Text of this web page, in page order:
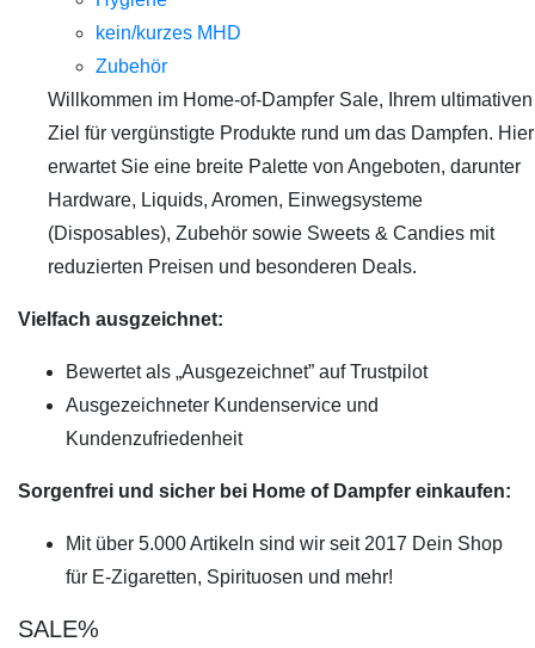
kein/kurzes MHD
Zubehör
Willkommen im Home-of-Dampfer Sale, Ihrem ultimativen
Ziel für vergünstigte Produkte rund um das Dampfen. Hier
erwartet Sie eine breite Palette von Angeboten, darunter
Hardware, Liquids, Aromen, Einwegsysteme
(Disposables), Zubehör sowie Sweets & Candies mit
reduzierten Preisen und besonderen Deals.
Vielfach ausgzeichnet:
Bewertet als „Ausgezeichnet” auf Trustpilot
Ausgezeichneter Kundenservice und
Kundenzufriedenheit
Sorgenfrei und sicher bei Home of Dampfer einkaufen:
Mit über 5.000 Artikeln sind wir seit 2017 Dein Shop
für E-Zigaretten, Spirituosen und mehr!
SALE%